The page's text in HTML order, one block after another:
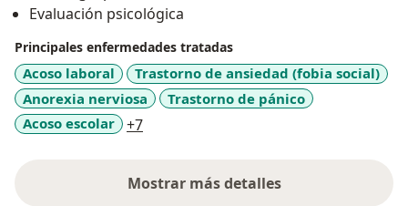
Evaluación psicológica
Principales enfermedades tratadas
Acoso laboral
Trastorno de ansiedad (fobia social)
Anorexia nerviosa
Trastorno de pánico
Acoso escolar
+7a11y_sr_more_diseases
Mostrar más detalles
sobre la experiencia